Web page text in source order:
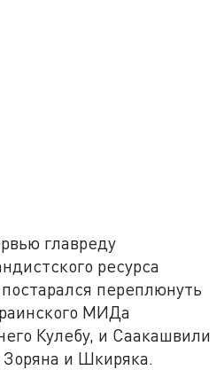
главреду
ресурса
переплюнуть
МИДа
Кулебу, и Саакашвили
и Шкиряка.